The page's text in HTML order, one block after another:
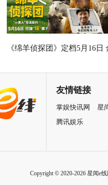
《绵羊侦探团》定档5月16日
友情链接
掌娱快讯网
星
腾讯娱乐
Copyright © 2020-2026 星闻e